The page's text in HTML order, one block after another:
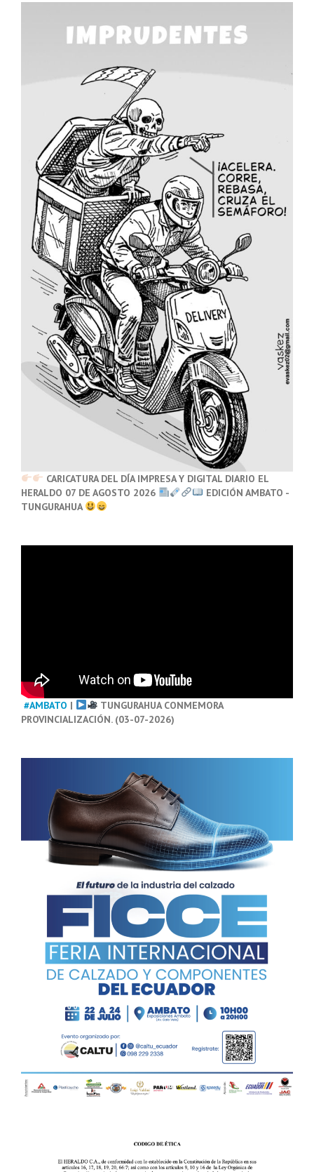
CARICATURA DEL DÍA IMPRESA Y DIGITAL DIARIO EL
HERALDO 07 DE AGOSTO 2026
EDICIÓN AMBATO -
TUNGURAHUA
#AMBATO |
TUNGURAHUA CONMEMORA
PROVINCIALIZACIÓN. (03-07-2026)